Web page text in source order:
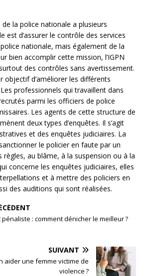
de la police nationale a plusieurs
est d’assurer le contrôle des services
nationale, mais également de la
bien accomplir cette mission, l’IGPN
des contrôles sans avertissement.
objectif d’améliorer les différents
professionnels qui travaillent dans
parmi les officiers de police
Les agents de cette structure de
deux types d’enquêtes. Il s’agit
et des enquêtes judiciaires. La
le policier en faute par un
règles, au blâme, à la suspension ou à la
concerne les enquêtes judiciaires, elles
et à mettre des policiers en
des auditions qui sont réalisées.
pénaliste : comment dénicher le meilleur ?
SUIVANT
aider une femme victime de
violence ?